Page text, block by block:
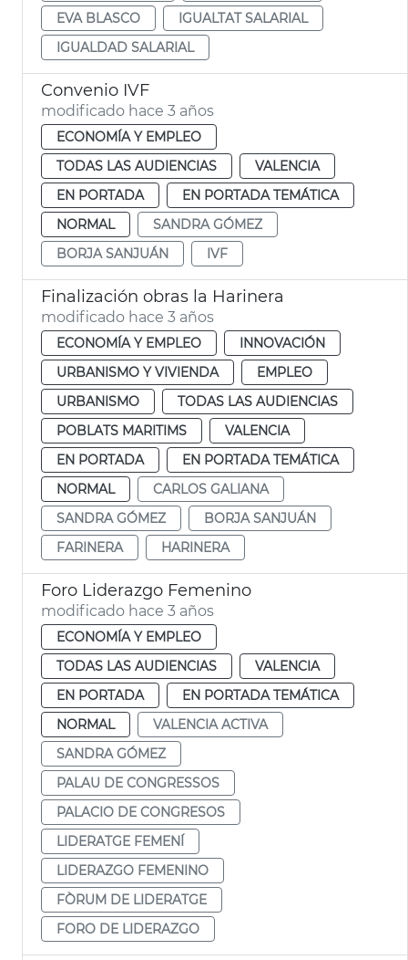
EVA BLASCO
IGUALTAT SALARIAL
IGUALDAD SALARIAL
Convenio IVF
modificado hace 3 años
ECONOMÍA Y EMPLEO
TODAS LAS AUDIENCIAS
VALENCIA
EN PORTADA
EN PORTADA TEMÁTICA
NORMAL
SANDRA GÓMEZ
BORJA SANJUÁN
IVF
Finalización obras la Harinera
modificado hace 3 años
ECONOMÍA Y EMPLEO
INNOVACIÓN
URBANISMO Y VIVIENDA
EMPLEO
URBANISMO
TODAS LAS AUDIENCIAS
POBLATS MARITIMS
VALENCIA
EN PORTADA
EN PORTADA TEMÁTICA
NORMAL
CARLOS GALIANA
SANDRA GÓMEZ
BORJA SANJUÁN
FARINERA
HARINERA
Foro Liderazgo Femenino
modificado hace 3 años
ECONOMÍA Y EMPLEO
TODAS LAS AUDIENCIAS
VALENCIA
EN PORTADA
EN PORTADA TEMÁTICA
NORMAL
VALENCIA ACTIVA
SANDRA GÓMEZ
PALAU DE CONGRESSOS
PALACIO DE CONGRESOS
LIDERATGE FEMENÍ
LIDERAZGO FEMENINO
FÒRUM DE LIDERATGE
FORO DE LIDERAZGO